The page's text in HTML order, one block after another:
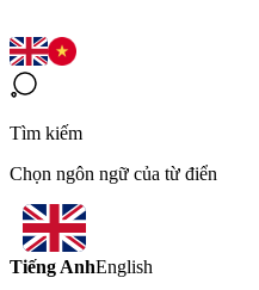
Tìm kiếm
Chọn ngôn ngữ của từ điển
Tiếng AnhEnglish